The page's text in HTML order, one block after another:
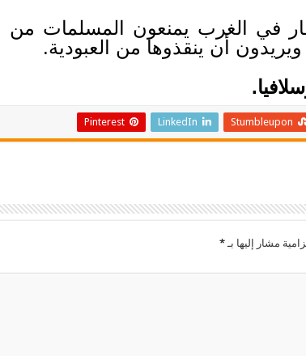
في الغرب يمنعون المسلمات من
أن ينقذوها من العبودية.
Stumbleupon
LinkedIn
Pinterest
مشار إليها بـ*